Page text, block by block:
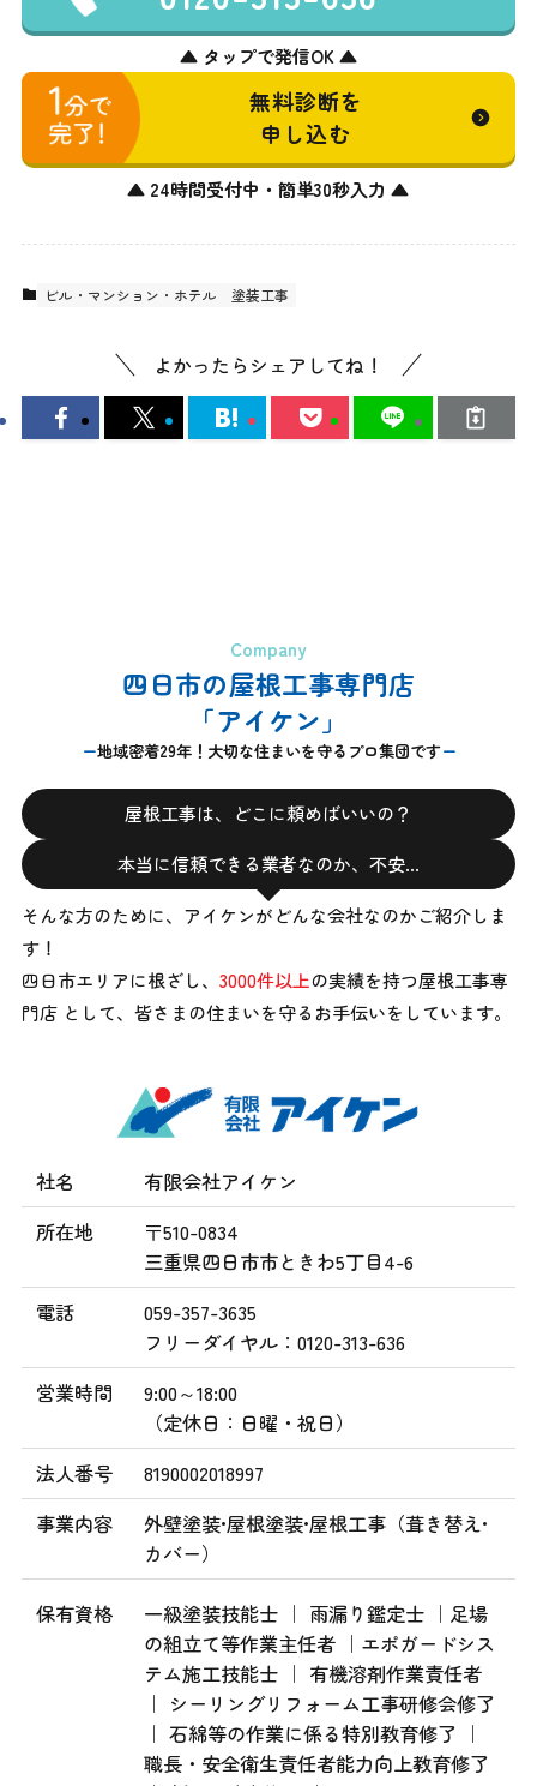
▲ タップで発信OK ▲
無料診断を
申し込む
▲ 24時間受付中・簡単30秒入力 ▲
ビル・マンション・ホテル 塗装工事
よかったらシェアしてね！
Company
四日市の屋根工事専門店
「アイケン」
地域密着29年！大切な住まいを守るプロ集団です
屋根工事は、どこに頼めばいいの？
本当に信頼できる業者なのか、不安…
そんな方のために、アイケンがどんな会社なのかご紹介しま
す！
四日市エリアに根ざし、 3000件以上の実績を持つ屋根工事専
門店 として、 皆さまの住まいを守るお手伝いをしています。
社名
有限会社アイケン
所在地
〒510-0834
三重県四日市市ときわ5丁目4-6
電話
059-357-3635
フリーダイヤル：0120-313-636
営業時間
9:00～18:00
（定休日：日曜・祝日）
法人番号
8190002018997
事業内容
外壁塗装•屋根塗装•屋根工事（葺き替え•
カバー）
保有資格
一級塗装技能士 ｜ 雨漏り鑑定士 ｜足場
の組立て等作業主任者 ｜エポガードシス
テム施工技能士 ｜ 有機溶剤作業責任者
｜ シーリングリフォーム工事研修会修了
｜ 石綿等の作業に係る特別教育修了 ｜
職長・安全衛生責任者能力向上教育修了